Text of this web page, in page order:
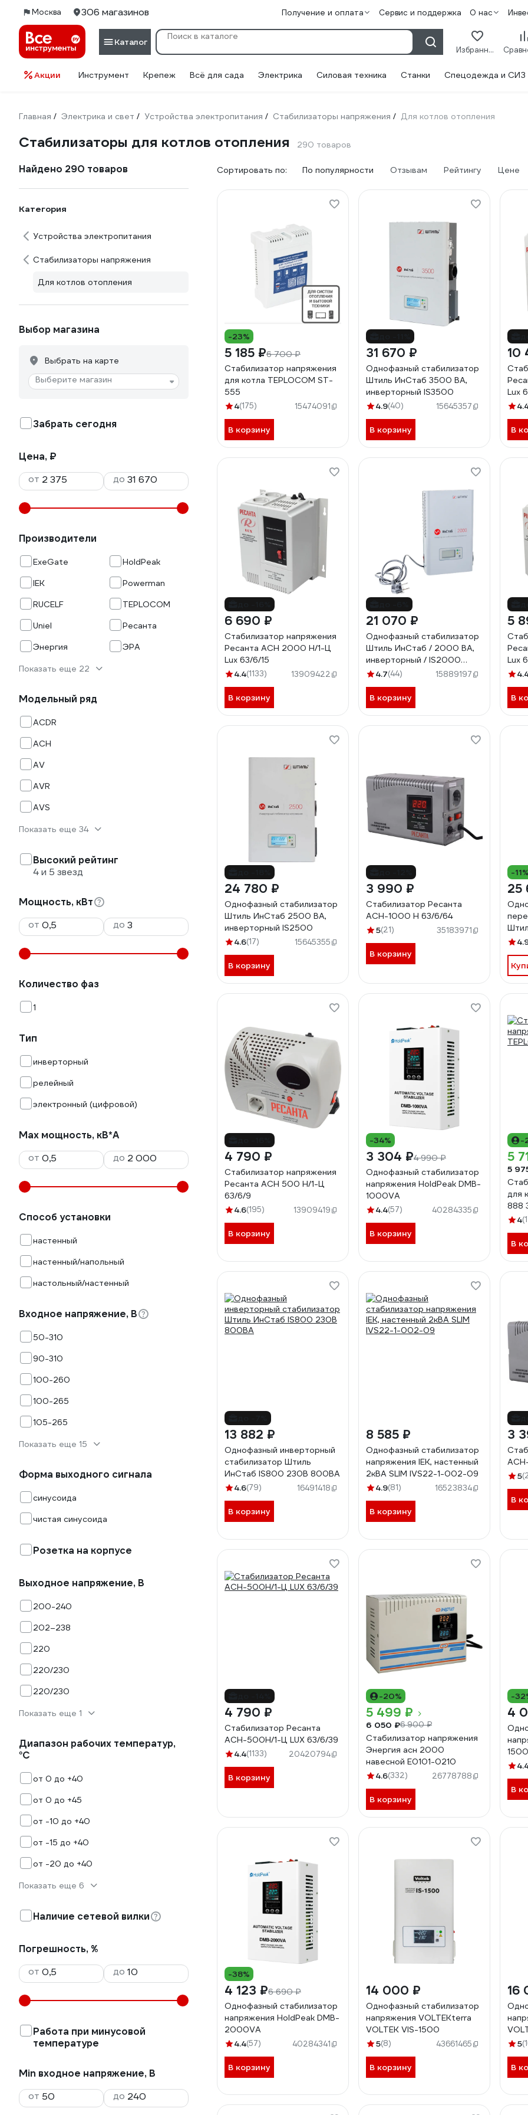
Москва 306 магазинов Получение и оплата Сервис и поддержка О нас
Каталог
Избранное
Акции Инструмент Крепеж Всё для сада Электрика Силовая техника Станки Спецодежда и СИЗ
Главная / Электрика и свет / Устройства электропитания / Стабилизаторы напряжения / Для котлов отопления
Стабилизаторы для котлов отопления 290 товаров
Найдено 290 товаров
Категория
Устройства электропитания
Стабилизаторы напряжения
Для котлов отопления
Выбор магазина
Выбрать на карте
Выберите магазин
Забрать сегодня
Цена, ₽
от
до
Производители
ExeGate
HoldPeak
IEK
Powerman
RUCELF
TEPLOCOM
Uniel
Ресанта
Энергия
ЭРА
Показать еще 22
Модельный ряд
ACDR
ACH
AV
AVR
AVS
Показать еще 34
Высокий рейтинг
4 и 5 звезд
Мощность, кВт
от
до
Количество фаз
1
Тип
инверторный
релейный
электронный (цифровой)
Max мощность, кВ*А
от
до
Способ установки
настенный
настенный/напольный
настольный/настенный
Входное напряжение, В
50-310
90-310
100-260
100-265
105-265
Показать еще 15
Форма выходного сигнала
синусоида
чистая синусоида
Розетка на корпусе
Выходное напряжение, В
200-240
202–238
220
220/230
220/230
Показать еще 1
Диапазон рабочих температур,
°С
от 0 до +40
от 0 до +45
от -10 до +40
от -15 до +40
от -20 до +40
Показать еще 6
Наличие сетевой вилки
Погрешность, %
от
до
Работа при минусовой
температуре
Min входное напряжение, В
от
до
Сортировать по: По популярности Отзывам Рейтингу Цене
-23%
5 185 ₽6 700 ₽
Стабилизатор напряжения
для котла TEPLOCOM ST-
555
4(175) 15474091
В корзину
31 670 ₽
Однофазный стабилизатор
Штиль ИнСтаб 3500 ВА,
инверторный IS3500
4.9(40) 15645357
В корзину
10
Lux
В
6 690 ₽
Стабилизатор напряжения
Ресанта АСН 2000 Н/1-Ц
Lux 63/6/15
4.4(1133) 13909422
В корзину
21 070 ₽
Однофазный стабилизатор
Штиль ИнСтаб / 2000 ВА,
инверторный / IS2000
/220 В/ IS2000 (220-230В)
4.7(44) 15889197
В корзину
5
Lux
В
24 780 ₽
Однофазный стабилизатор
Штиль ИнСтаб 2500 ВА,
инверторный IS2500
4.6(17) 15645355
В корзину
3 990 ₽
Стабилизатор Ресанта
АСН-1000 Н 63/6/64
5(21) 35183971
В корзину
-11%
25
4 790 ₽
Стабилизатор напряжения
Ресанта АСН 500 Н/1-Ц
63/6/9
4.6(195) 13909419
В корзину
-34%
3 304 ₽4 990 ₽
Однофазный стабилизатор
напряжения HoldPeak DMB-
1000VA
4.4(57) 40284335
В корзину
-
5
5
для
888
4
В
13 882 ₽
Однофазный инверторный
стабилизатор Штиль
ИнСтаб IS800 230В 800ВА
4.6(79) 16491418
В корзину
8 585 ₽
Однофазный стабилизатор
напряжения IEK, настенный
2кВА SLIM IVS22-1-002-09
4.9(81) 16523834
В корзину
3
5
В
4 790 ₽
Стабилизатор Ресанта
АСН-500Н/1-Ц LUX 63/6/39
4.4(1133) 20420794
В корзину
-20%
5 499 ₽
6 050 ₽6 900 ₽
Стабилизатор напряжения
Энергия асн 2000
навесной Е0101-0210
4.6(332) 26778788
В корзину
-
4
В
-38%
4 123 ₽6 690 ₽
Однофазный стабилизатор
напряжения HoldPeak DMB-
2000VA
4.4(57) 40284341
В корзину
14 000 ₽
Однофазный стабилизатор
напряжения VOLTEKterra
VOLTEK VIS-1500
5(8) 43661465
В корзину
16
5
В